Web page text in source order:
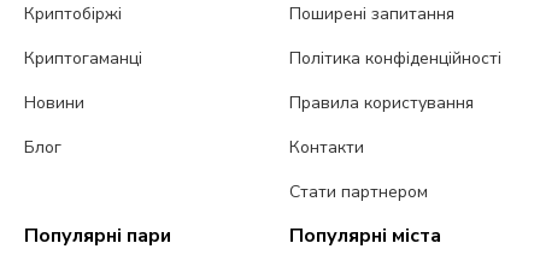
Криптобіржі
Криптогаманці
Новини
Блог
Поширені запитання
Політика конфіденційності
Правила користування
Контакти
Стати партнером
Популярні пари Популярні міста